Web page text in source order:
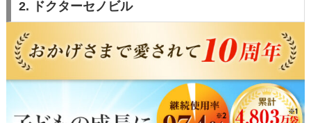
2. ドクターセノビル